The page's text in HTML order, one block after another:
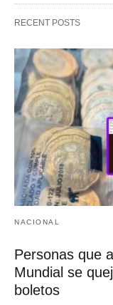
RECENT POSTS
NACIONAL
Personas que
Mundial se
boletos